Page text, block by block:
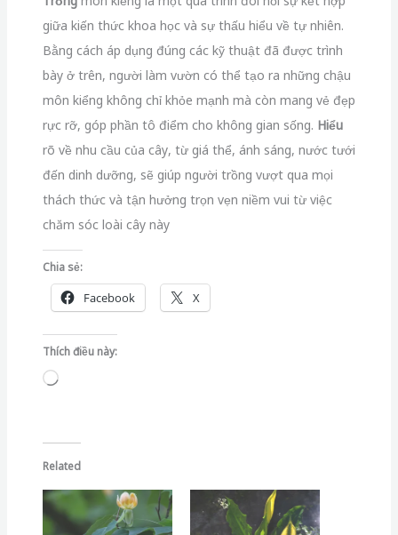
giữa kiến thức khoa học và sự thấu hiểu về tự nhiên.
Bằng cách áp dụng đúng các kỹ thuật đã được trình
bày ở trên, người làm vườn có thể tạo ra những chậu
môn kiểng không chỉ khỏe mạnh mà còn mang vẻ đẹp
rực rỡ, góp phần tô điểm cho không gian sống. Hiểu
rõ về nhu cầu của cây, từ giá thể, ánh sáng, nước tưới
đến dinh dưỡng, sẽ giúp người trồng vượt qua mọi
thách thức và tận hưởng trọn vẹn niềm vui từ việc
chăm sóc loài cây này
Chia sẻ:
Facebook X
Thích điều này:
Đang
Related